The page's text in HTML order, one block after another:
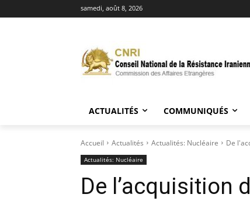
samedi, août 8, 2026
ACTUALITÉS COMMUNIQUÉS
Accueil Actualités Actualités: Nucléaire De
Actualités: Nucléaire
De l’acquisition